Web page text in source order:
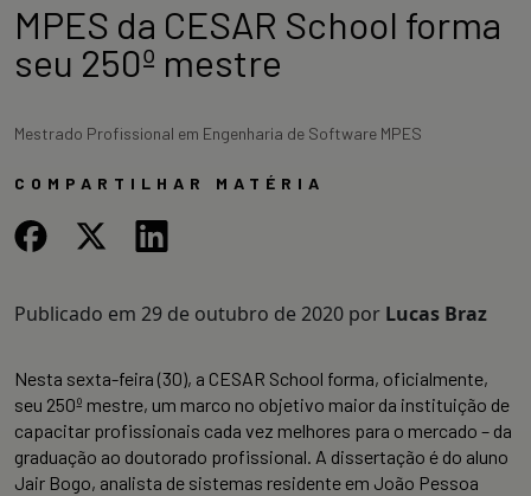
MPES da CESAR School forma
seu 250º mestre
Mestrado Profissional em Engenharia de Software MPES
COMPARTILHAR MATÉRIA
Publicado em 29 de outubro de 2020 por Lucas Braz
Nesta sexta-feira (30), a CESAR School forma, oficialmente,
seu 250º mestre, um marco no objetivo maior da instituição de
capacitar profissionais cada vez melhores para o mercado – da
graduação ao doutorado profissional. A dissertação é do aluno
Jair Bogo, analista de sistemas residente em João Pessoa